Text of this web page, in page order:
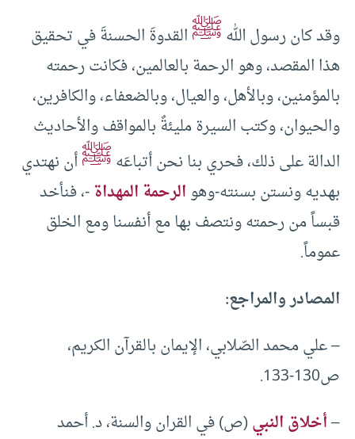
وقد كان رسول اللهﷺالقدوةَ الحسنةَ في تحقيق
هذا المقصد، وهو الرحمة بالعالمين، فكانت رحمته
بالمؤمنين، وبالأهل، والعيال، وبالضعفاء، والكافرين،
والحيوان، وكتب السيرة مليئةٌ بالمواقف والأحاديث
الدالة على ذلك، فحري بنا نحن أتباعَهﷺأن نهتدي
بهديه ونستن بسنته-وهوالرحمة المهداة-، فنأخد
قبساً من رحمته ونتصف بها مع أنفسنا ومع الخلق
عموماً.
المصادر والمراجع:
– علي محمد الصّلابي، الإيمان بالقرآن الكريم،
ص130-133.
–أخلاق النبي(ص) في القران والسنة، د. أحمد